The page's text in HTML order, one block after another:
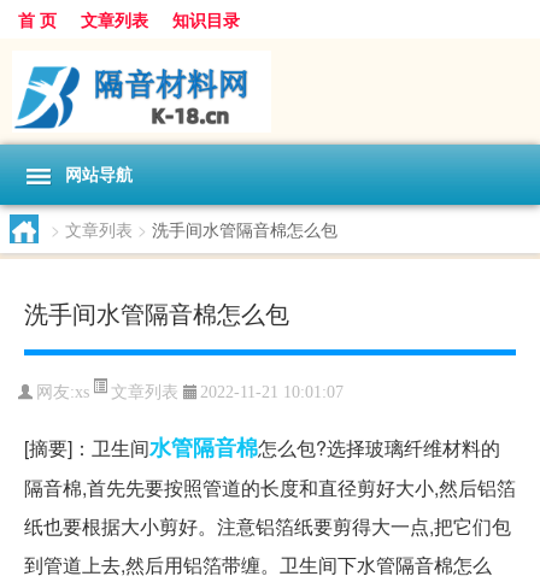
首 页 文章列表 知识目录
网站导航
> 文章列表 > 洗手间水管隔音棉怎么包
洗手间水管隔音棉怎么包
网友:xs 文章列表 2022-11-21 10:01:07
[摘要]：卫生间水管隔音棉怎么包?选择玻璃纤维材料的
隔音棉,首先先要按照管道的长度和直径剪好大小,然后铝箔
纸也要根据大小剪好。注意铝箔纸要剪得大一点,把它们包
到管道上去,然后用铝箔带缠。卫生间下水管隔音棉怎么